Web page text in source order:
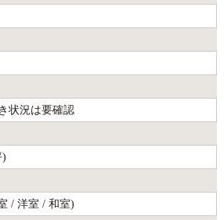
状況は要確認
)
/ 洋室 / 和室)